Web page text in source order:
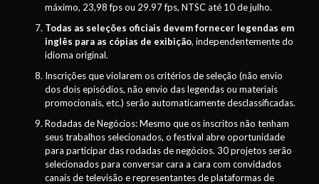
máximo, 23,98 fps ou 29.97 fps, NTSC até 10 de julho.
Todas as seleções oficiais devem fornecer legendas em
inglês para as cópias de exibição, independentemente do
idioma original.
Inscrições que violarem os critérios de seleção (não envio
dos dois episódios, não envio das legendas ou materiais
promocionais, etc.) serão automaticamente desclassificadas.
Rodadas de Negócios: Mesmo que os inscritos não tenham
seus trabalhos selecionados, o festival abre oportunidade
para participar das rodadas de negócios. 30 projetos serão
selecionados para conversar cara a cara com convidados
canais de televisão e representantes de plataformas de